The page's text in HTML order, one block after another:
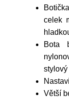
celek
Bota
Větší